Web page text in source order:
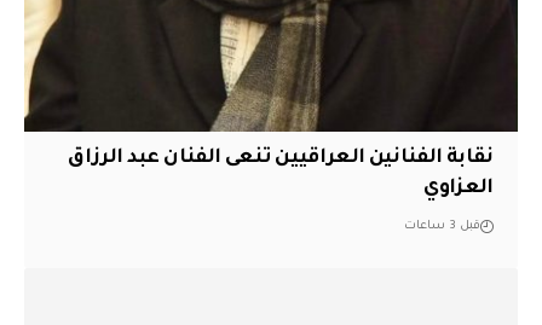
نقابة الفنانين العراقيين تنعى الفنان عبد الرزاق
العزاوي
قبل 3 ساعات